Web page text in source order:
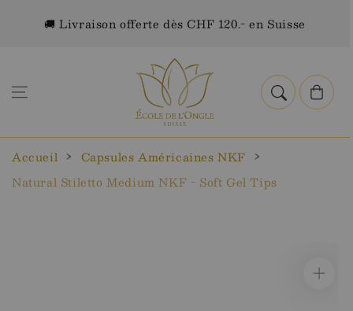
contenu🚚 Livraison offerte dès CHF 120.- en Suisse
Panier
Accueil
Capsules Américaines NKF
Natural Stiletto Medium NKF - Soft Gel Tips